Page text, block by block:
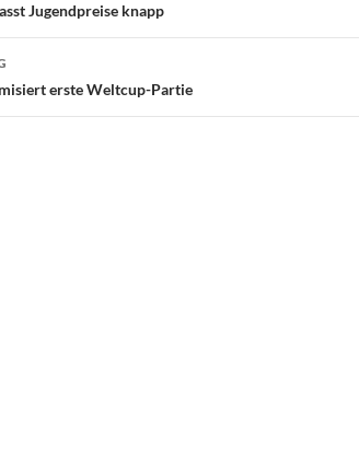
Jugendpreise knapp
erste Weltcup-Partie